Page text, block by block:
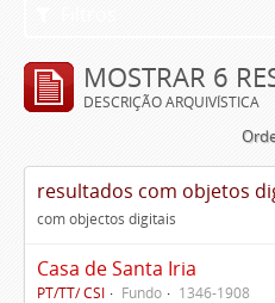
MOSTRAR 6
DESCRIÇÃO ARQUIVÍSTICA
resultados com objetos
com objectos digitais
Casa de Santa Iria
PT/TT/ CSI Fundo 1346-1908